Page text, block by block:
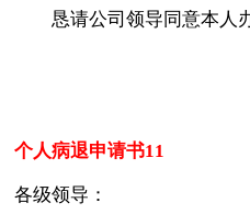
恳请公司领导同意本人办
个人病退申请书11
各级领导：